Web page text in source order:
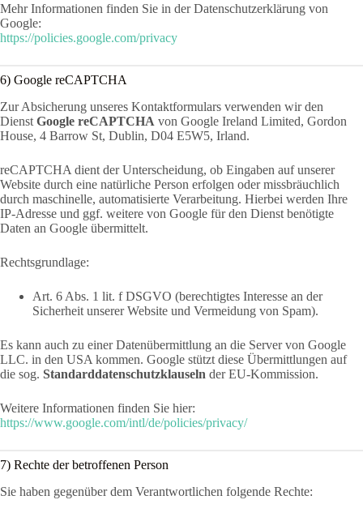
Mehr Informationen finden Sie in der Datenschutzerklärung von
Google:
https://policies.google.com/privacy
6) Google reCAPTCHA
Zur Absicherung unseres Kontaktformulars verwenden wir den
Dienst Google reCAPTCHA von Google Ireland Limited, Gordon
House, 4 Barrow St, Dublin, D04 E5W5, Irland.
reCAPTCHA dient der Unterscheidung, ob Eingaben auf unserer
Website durch eine natürliche Person erfolgen oder missbräuchlich
durch maschinelle, automatisierte Verarbeitung. Hierbei werden Ihre
IP-Adresse und ggf. weitere von Google für den Dienst benötigte
Daten an Google übermittelt.
Rechtsgrundlage:
Art. 6 Abs. 1 lit. f DSGVO (berechtigtes Interesse an der
Sicherheit unserer Website und Vermeidung von Spam).
Es kann auch zu einer Datenübermittlung an die Server von Google
LLC. in den USA kommen. Google stützt diese Übermittlungen auf
die sog. Standarddatenschutzklauseln der EU-Kommission.
Weitere Informationen finden Sie hier:
https://www.google.com/intl/de/policies/privacy/
7) Rechte der betroffenen Person
Sie haben gegenüber dem Verantwortlichen folgende Rechte: